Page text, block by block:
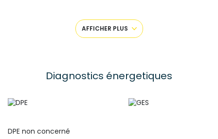
locataire. Emplacement stratégique et recherché. Ce bien
investissement sécurisé, idéal pour se
constituer un patrimoine avec un revenu immédiat.
professionnelle CPI 4302 2021 000 000 001- CCI de la Haute
charge du vendeur.
AFFICHER PLUS
Diagnostics énergetiques
DPE non concerné